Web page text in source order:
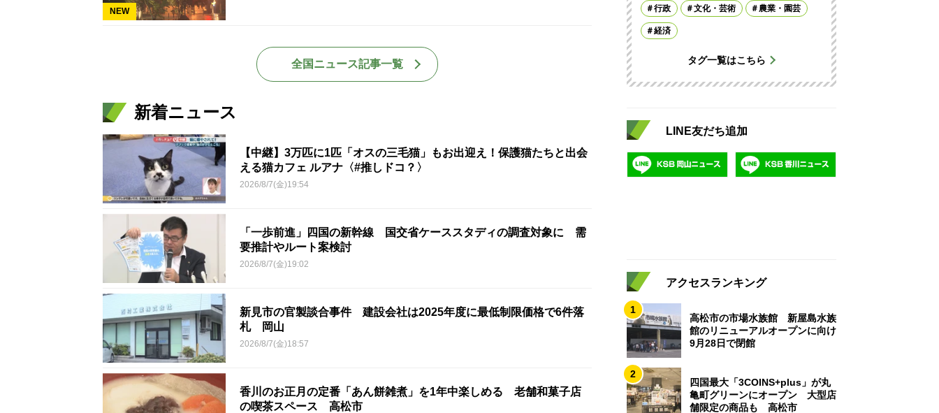
NEW
全国ニュース記事一覧
新着ニュース
【中継】3万匹に1匹「オスの三毛猫」もお出迎え！保護猫たちと出会
える猫カフェ ルアナ〈#推しドコ？〉
2026/8/7(金)19:54
「一歩前進」四国の新幹線 国交省ケーススタディの調査対象に 需
要推計やルート案検討
2026/8/7(金)19:02
新見市の官製談合事件 建設会社は2025年度に最低制限価格で6件落
札 岡山
2026/8/7(金)18:57
香川のお正月の定番「あん餅雑煮」を1年中楽しめる 老舗和菓子店
の喫茶スペース 高松市
行政 文化・芸術 農業・園芸
経済
タグ一覧はこちら
LINE友だち追加
アクセスランキング
1
高松市の市場水族館 新屋島水族
館のリニューアルオープンに向け
9月28日で閉館
2
四国最大「3COINS+plus」が丸
亀町グリーンにオープン 大型店
舗限定の商品も 高松市